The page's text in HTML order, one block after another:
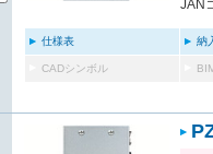
JAN
仕様表 納
CADシンボル